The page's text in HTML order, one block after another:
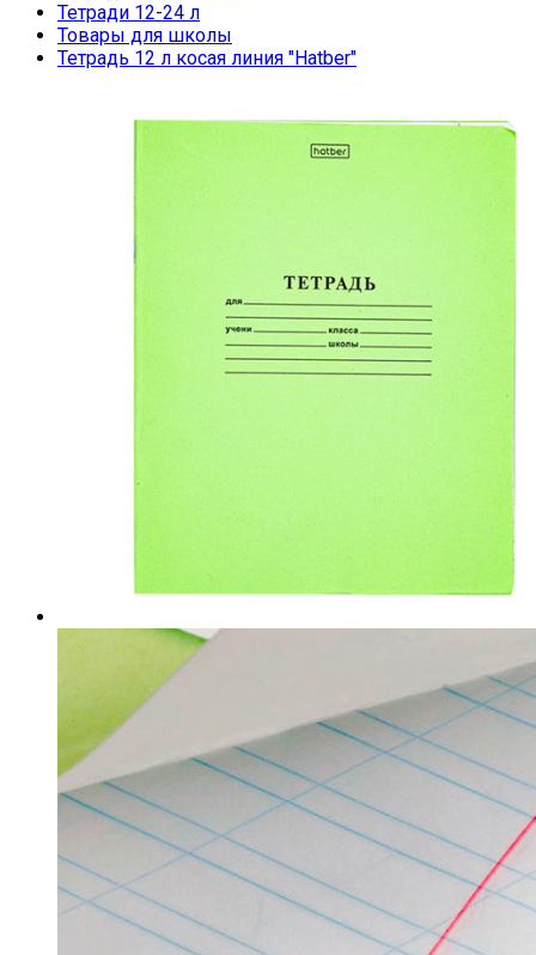
Тетради 12-24 л
Товары для школы
Тетрадь 12 л косая линия "Hatber"